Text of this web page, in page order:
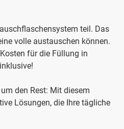
teil. Das
volle austauschen können.
für die Füllung in
den Rest: Mit diesem
Lösungen, die Ihre tägliche